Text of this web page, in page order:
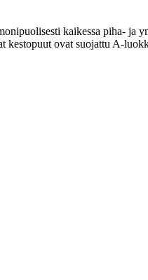
kaikessa piha- ja
kestopuut ovat suojattu A-